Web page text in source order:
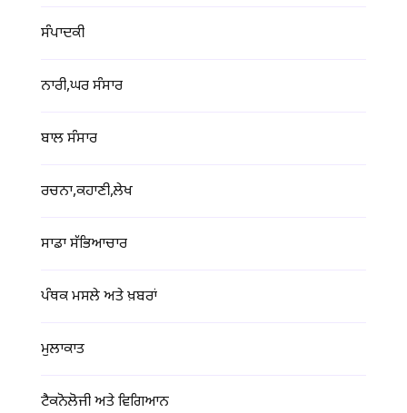
ਸੰਪਾਦਕੀ
ਨਾਰੀ,ਘਰ ਸੰਸਾਰ
ਬਾਲ ਸੰਸਾਰ
ਰਚਨਾ,ਕਹਾਣੀ,ਲੇਖ
ਸਾਡਾ ਸੱਭਿਆਚਾਰ
ਪੰਥਕ ਮਸਲੇ ਅਤੇ ਖ਼ਬਰਾਂ
ਮੁਲਾਕਾਤ
ਟੈਕਨੋਲੋਜੀ ਅਤੇ ਵਿਗਿਆਨ